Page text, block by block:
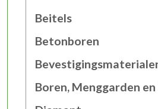
Beitels
Betonboren
Boren, Menggarden